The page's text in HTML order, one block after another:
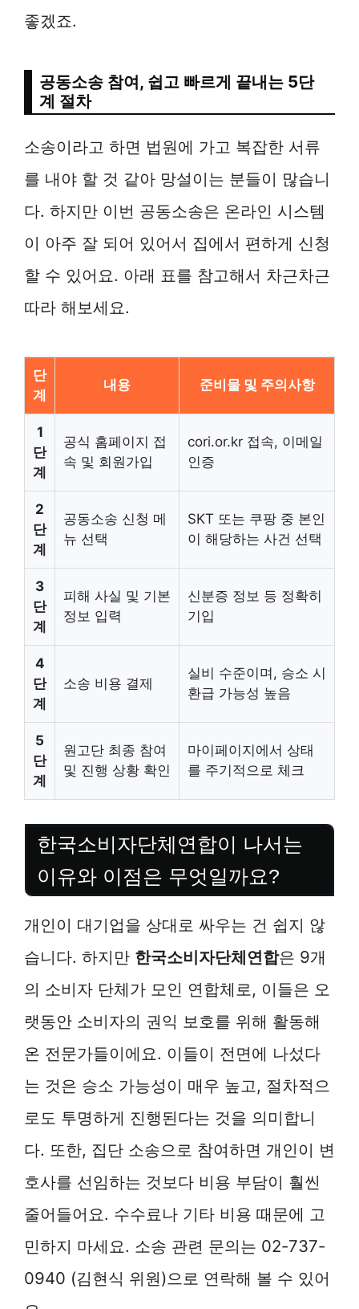
좋겠죠.
공동소송 참여, 쉽고 빠르게 끝내는 5단
계 절차
소송이라고 하면 법원에 가고 복잡한 서류
를 내야 할 것 같아 망설이는 분들이 많습니
다. 하지만 이번 공동소송은 온라인 시스템
이 아주 잘 되어 있어서 집에서 편하게 신청
할 수 있어요. 아래 표를 참고해서 차근차근
따라 해보세요.
단
계
내용 준비물 및 주의사항
1
단
계
공식 홈페이지 접
속 및 회원가입
cori.or.kr 접속, 이메일
인증
2
단
계
공동소송 신청 메
뉴 선택
SKT 또는 쿠팡 중 본인
이 해당하는 사건 선택
3
단
계
피해 사실 및 기본
정보 입력
신분증 정보 등 정확히
기입
4
단
계
소송 비용 결제
실비 수준이며, 승소 시
환급 가능성 높음
5
단
계
원고단 최종 참여
및 진행 상황 확인
마이페이지에서 상태
를 주기적으로 체크
한국소비자단체연합이 나서는
이유와 이점은 무엇일까요?
개인이 대기업을 상대로 싸우는 건 쉽지 않
습니다. 하지만 한국소비자단체연합은 9개
의 소비자 단체가 모인 연합체로, 이들은 오
랫동안 소비자의 권익 보호를 위해 활동해
온 전문가들이에요. 이들이 전면에 나섰다
는 것은 승소 가능성이 매우 높고, 절차적으
로도 투명하게 진행된다는 것을 의미합니
다. 또한, 집단 소송으로 참여하면 개인이 변
호사를 선임하는 것보다 비용 부담이 훨씬
줄어들어요. 수수료나 기타 비용 때문에 고
민하지 마세요. 소송 관련 문의는 02-737-
0940 (김현식 위원)으로 연락해 볼 수 있어